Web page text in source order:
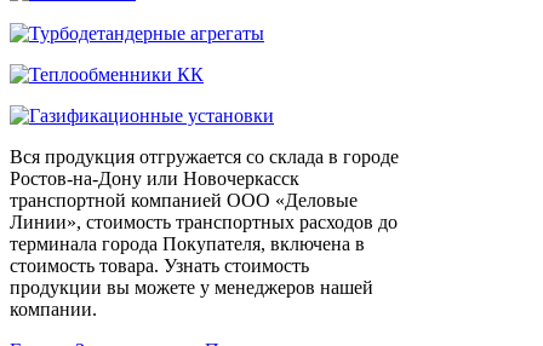
Вся продукция отгружается со склада в городе
Ростов-на-Дону или Новочеркасск
транспортной компанией ООО «Деловые
Линии», стоимость транспортных расходов до
терминала города Покупателя, включена в
стоимость товара. Узнать стоимость
продукции вы можете у менеджеров нашей
компании.